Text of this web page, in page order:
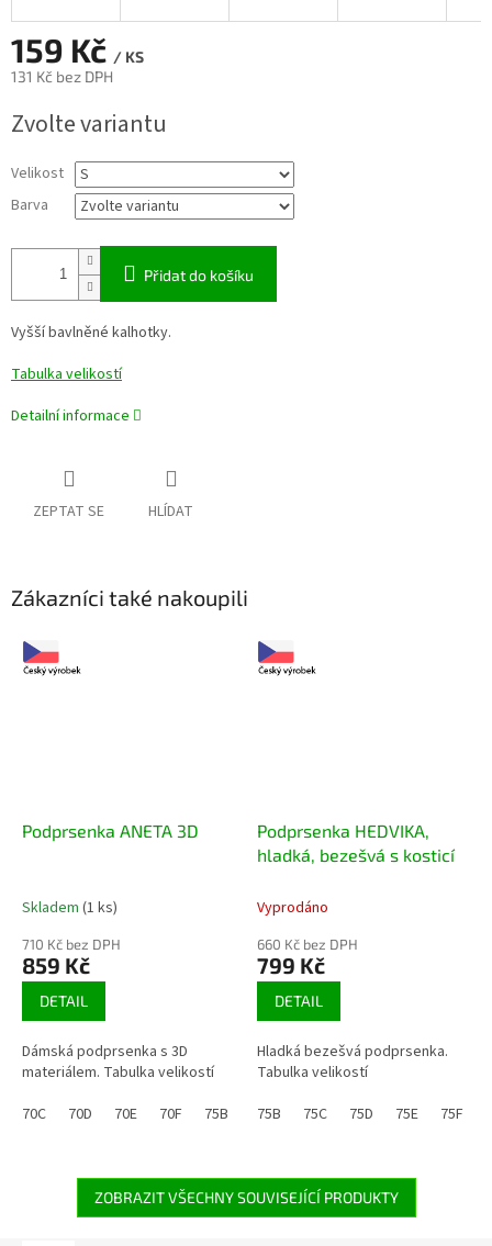
159 Kč / KS
131 Kč bez DPH
cena:
Zvolte variantu
Velikost
Barva
Přidat do košíku
Vyšší bavlněné kalhotky.
Tabulka velikostí
Detailní informace
ZEPTAT SE HLÍDAT
Zákazníci také nakoupili
Podprsenka ANETA 3D
Skladem (1 ks)
710 Kč bez DPH
859 Kč
DETAIL
Dámská podprsenka s 3D
materiálem. Tabulka velikostí
70C
70D 70E 70F 75B 75C 75D 75E 75F 75G
Podprsenka HEDVIKA,
hladká, bezešvá s kosticí
Vyprodáno
660 Kč bez DPH
799 Kč
DETAIL
Hladká bezešvá podprsenka.
Tabulka velikostí
75B
75C 75D 75E 75F
ZOBRAZIT VŠECHNY SOUVISEJÍCÍ PRODUKTY